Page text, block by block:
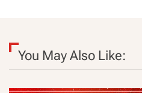
You May Also Like: